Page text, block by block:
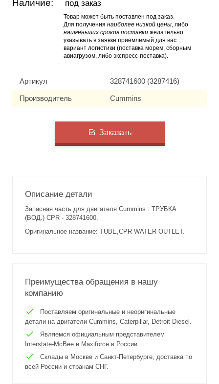
Наличие: под заказ
Товар может быть поставлен под заказ.
Для получения наиболее низкой цены, либо
наименьших сроков поставки желательно
указывать в заявке приемлемый для вас
вариант логистики (поставка морем, сборным
авиагрузом, либо экспресс-поставка).
Артикул 328741600 (3287416)
Производитель Cummins
Заказать
Описание детали
Запасная часть для двигателя Cummins : ТРУБКА
(ВОД.) CPR - 328741600.
Оригинальное название: TUBE,CPR WATER OUTLET.
Преимущества обращения в нашу
компанию
Поставляем оригинальные и неоригинальные
детали на двигатели Cummins, Caterpillar, Detroit Diesel.
Являемся официальным представителем
Interstate-McBee и Maxiforce в России.
Склады в Москве и Санкт-Петербурге, доставка по
всей России и странам СНГ.